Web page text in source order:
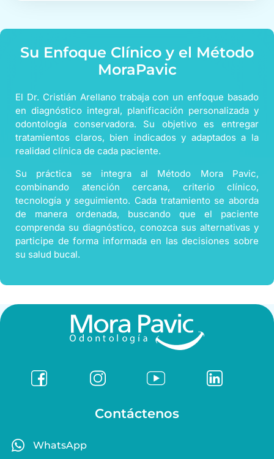
Su Enfoque Clínico y el Método
MoraPavic
El Dr. Cristián Arellano trabaja con un enfoque basado
en diagnóstico integral, planificación personalizada y
odontología conservadora. Su objetivo es entregar
tratamientos claros, bien indicados y adaptados a la
realidad clínica de cada paciente.
Su práctica se integra al Método Mora Pavic,
combinando atención cercana, criterio clínico,
tecnología y seguimiento. Cada tratamiento se aborda
de manera ordenada, buscando que el paciente
comprenda su diagnóstico, conozca sus alternativas y
participe de forma informada en las decisiones sobre
su salud bucal.
Contáctenos
WhatsApp